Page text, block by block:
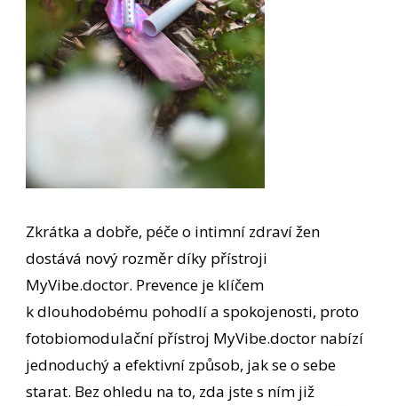
Zkrátka a dobře, péče o intimní zdraví žen
dostává nový rozměr díky přístroji
MyVibe.doctor. Prevence je klíčem
k dlouhodobému pohodlí a spokojenosti, proto
fotobiomodulační přístroj MyVibe.doctor nabízí
jednoduchý a efektivní způsob, jak se o sebe
starat. Bez ohledu na to, zda jste s ním již